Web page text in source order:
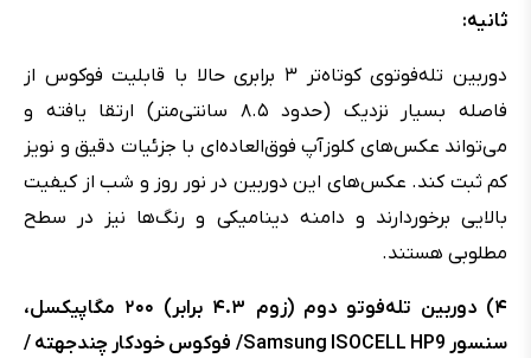
ثانیه:
دوربین تله‌فوتوی کوتاه‌تر ۳ برابری حالا با قابلیت فوکوس از
فاصله بسیار نزدیک (حدود ۸.۵ سانتی‌متر) ارتقا یافته و
می‌تواند عکس‌های کلوزآپ فوق‌العاده‌ای با جزئیات دقیق و نویز
کم ثبت کند. عکس‌های این دوربین در نور روز و شب از کیفیت
بالایی برخوردارند و دامنه دینامیکی و رنگ‌ها نیز در سطح
مطلوبی هستند.
۴) دوربین تله‌فوتو دوم (زوم ۴.۳ برابر) ۲۰۰ مگاپیکسل،
سنسور Samsung ISOCELL HP9/ فوکوس خودکار چندجهته /